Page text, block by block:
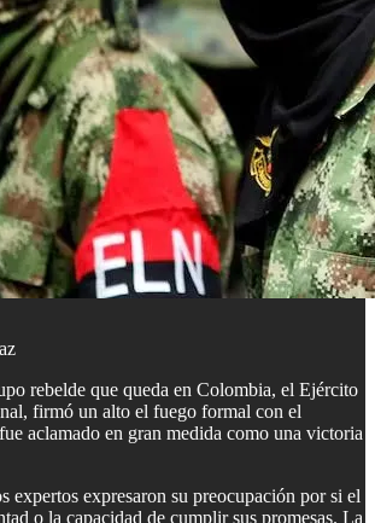
rebelde que queda en Colombia, el Ejército
firmó un alto el fuego formal con el
aclamado en gran medida como una victoria
expertos expresaron su preocupación por si el
o la capacidad de cumplir sus promesas. La